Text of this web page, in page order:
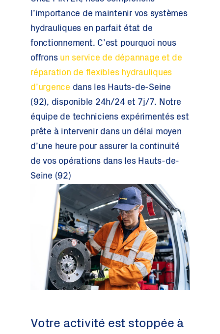
l’importance de maintenir vos systèmes
hydrauliques en parfait état de
fonctionnement. C’est pourquoi nous
offrons un service de dépannage et de
réparation de flexibles hydrauliques
d’urgence dans les Hauts-de-Seine
(92), disponible 24h/24 et 7j/7. Notre
équipe de techniciens expérimentés est
prête à intervenir dans un délai moyen
d’une heure pour assurer la continuité
de vos opérations dans les Hauts-de-
Seine (92)
Votre activité est stoppée à